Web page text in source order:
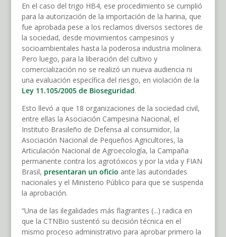
En el caso del trigo HB4, ese procedimiento se cumplió
para la autorización de la importación de la harina, que
fue aprobada pese a los reclamos diversos sectores de
la sociedad, desde movimientos campesinos y
socioambientales hasta la poderosa industria molinera.
Pero luego, para la liberación del cultivo y
comercialización no se realizó un nueva audiencia ni
una evaluación específica del riesgo, en violación de la
Ley 11.105/2005 de Bioseguridad.
Esto llevó a que 18 organizaciones de la sociedad civil,
entre ellas la Asociación Campesina Nacional, el
Instituto Brasileño de Defensa al consumidor, la
Asociación Nacional de Pequeños Agricultores, la
Articulación Nacional de Agroecología, la Campaña
permanente contra los agrotóxicos y por la vida y FIAN
Brasil, presentaran un oficio ante las autoridades
nacionales y el Ministerio Público para que se suspenda
la aprobación.
“Una de las ilegalidades más flagrantes (...) radica en
que la CTNBio sustentó su decisión técnica en el
mismo proceso administrativo para aprobar primero la